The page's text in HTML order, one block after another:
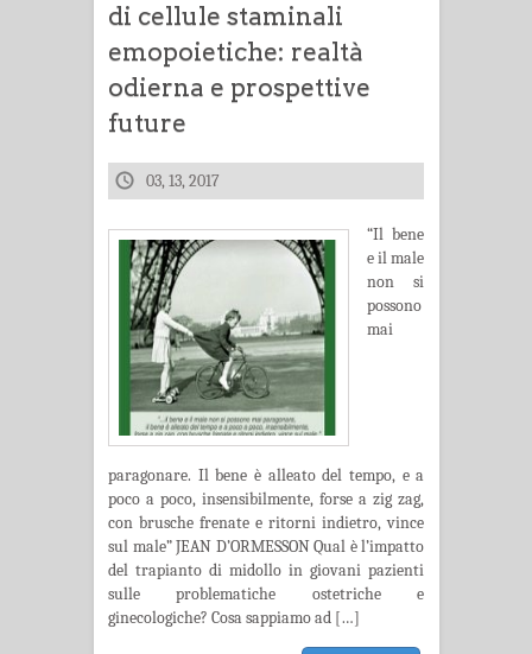
di cellule staminali
emopoietiche: realtà
odierna e prospettive
future
03, 13, 2017
“Il bene
e il male
non si
possono
mai
paragonare. Il bene è alleato del tempo, e a
poco a poco, insensibilmente, forse a zig zag,
con brusche frenate e ritorni indietro, vince
sul male” JEAN D’ORMESSON Qual è l’impatto
del trapianto di midollo in giovani pazienti
sulle problematiche ostetriche e
ginecologiche? Cosa sappiamo ad […]